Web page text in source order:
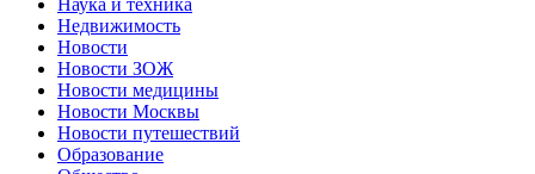
Недвижимость
Новости
Новости ЗОЖ
Новости медицины
Новости Москвы
Новости путешествий
Образование